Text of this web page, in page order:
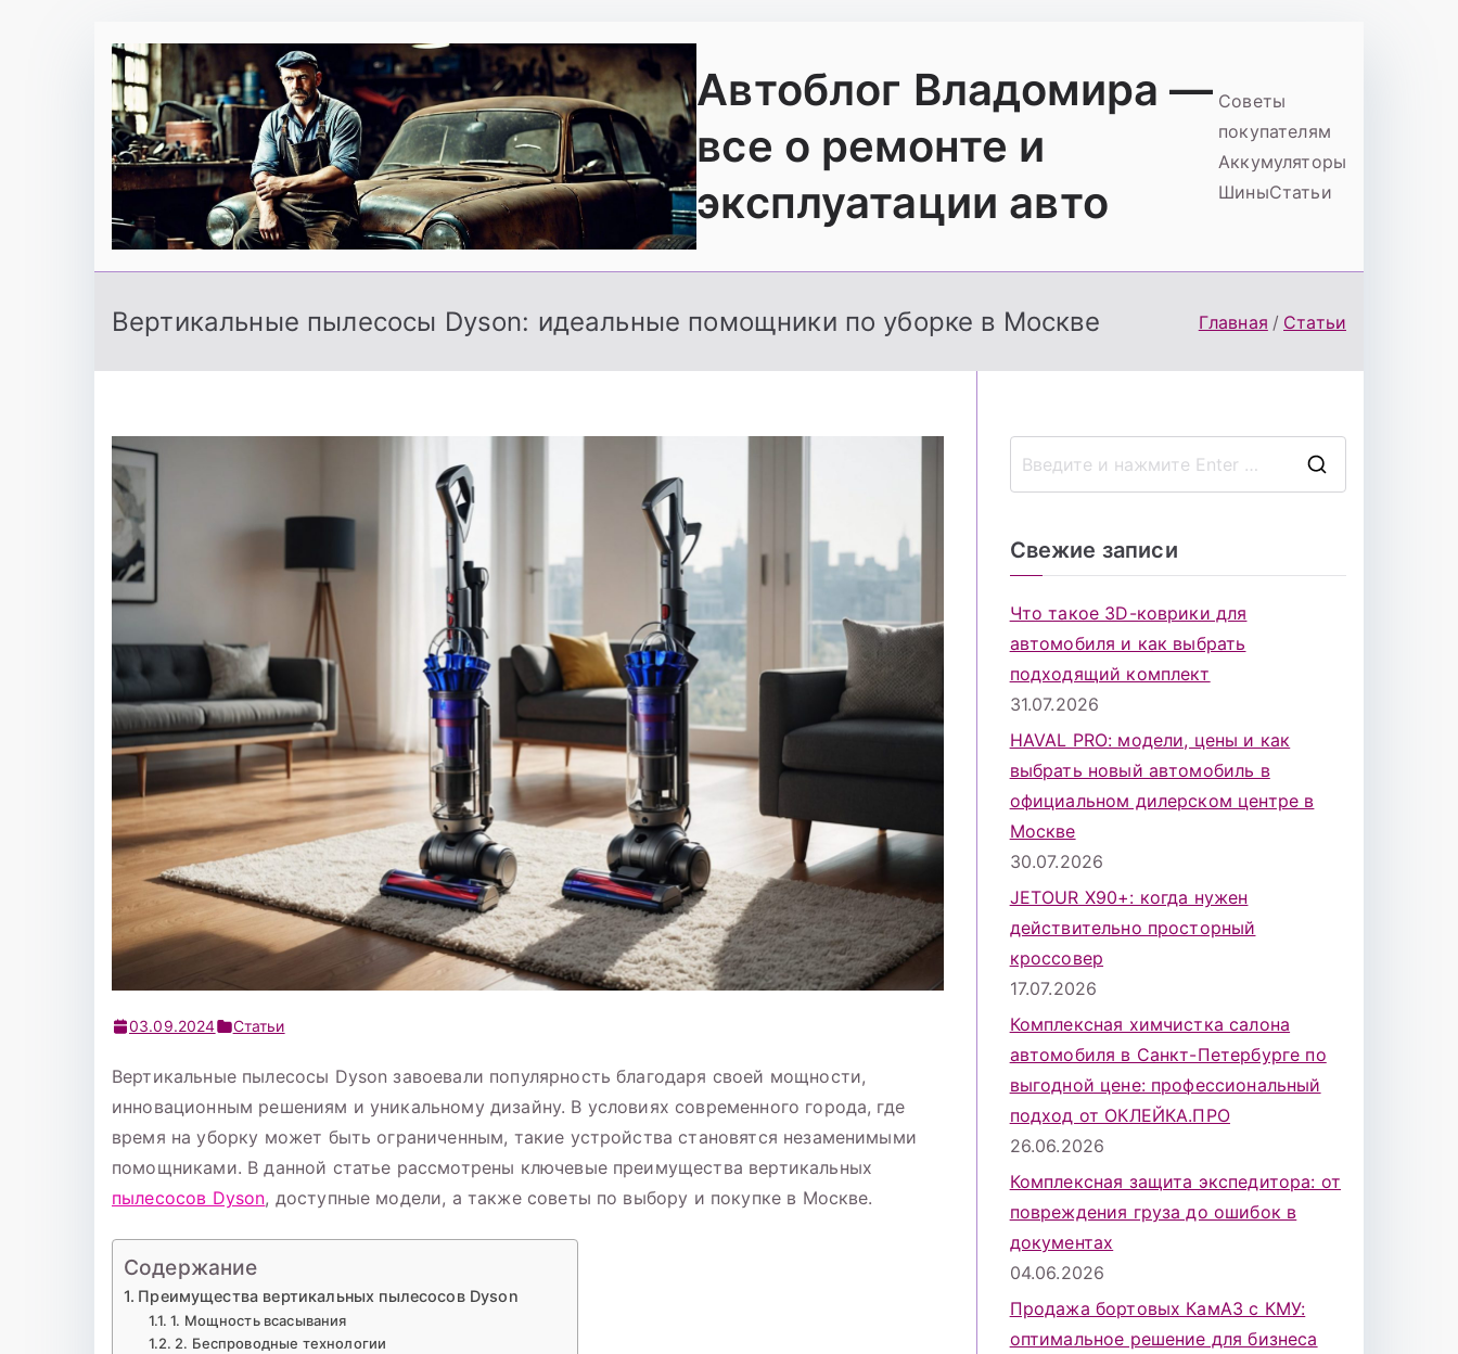
содержимому
Автоблог Владомира —
все о ремонте и
эксплуатации авто
Советы
покупателям
Аккумуляторы
ШиныСтатьи
Вертикальные пылесосы Dyson: идеальные помощники по уборке в Москве Главная Статьи
03.09.2024 Статьи
Вертикальные пылесосы Dyson завоевали популярность благодаря своей мощности,
инновационным решениям и уникальному дизайну. В условиях современного города, где
время на уборку может быть ограниченным, такие устройства становятся незаменимыми
помощниками. В данной статье рассмотрены ключевые преимущества вертикальных
пылесосов Dyson, доступные модели, а также советы по выбору и покупке в Москве.
Содержание
Преимущества вертикальных пылесосов Dyson
1. Мощность всасывания
2. Беспроводные технологии
Свежие записи
Что такое 3D-коврики для
автомобиля и как выбрать
подходящий комплект
31.07.2026
HAVAL PRO: модели, цены и как
выбрать новый автомобиль в
официальном дилерском центре в
Москве
30.07.2026
JETOUR X90+: когда нужен
действительно просторный
кроссовер
17.07.2026
Комплексная химчистка салона
автомобиля в Санкт-Петербурге по
выгодной цене: профессиональный
подход от ОКЛЕЙКА.ПРО
26.06.2026
Комплексная защита экспедитора: от
повреждения груза до ошибок в
документах
04.06.2026
Продажа бортовых КамАЗ с КМУ:
оптимальное решение для бизнеса